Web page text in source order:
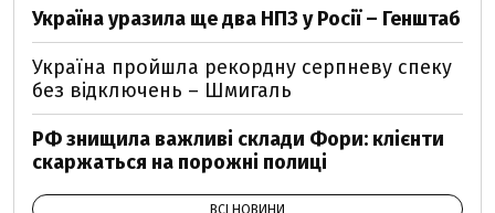
Україна уразила ще два НПЗ у Росії – Генштаб
Україна пройшла рекордну серпневу спеку
без відключень – Шмигаль
РФ знищила важливі склади Фори: клієнти
скаржаться на порожні полиці
ВСІ НОВИНИ